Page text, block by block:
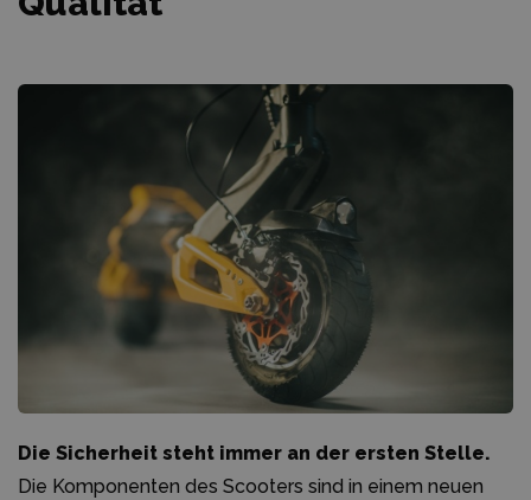
Die Sicherheit steht immer an der ersten Stelle.
Die Komponenten des Scooters sind in einem neuen